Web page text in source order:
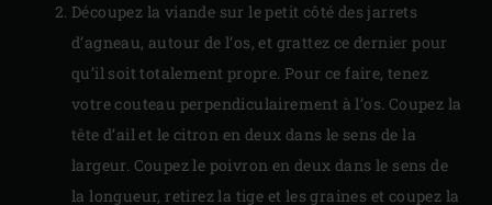
Découpez la viande sur le petit côté des jarrets
d’agneau, autour de l’os, et grattez ce dernier pour
qu’il soit totalement propre. Pour ce faire, tenez
votre couteau perpendiculairement à l’os. Coupez la
tête d’ail et le citron en deux dans le sens de la
largeur. Coupez le poivron en deux dans le sens de
la longueur, retirez la tige et les graines et coupez la